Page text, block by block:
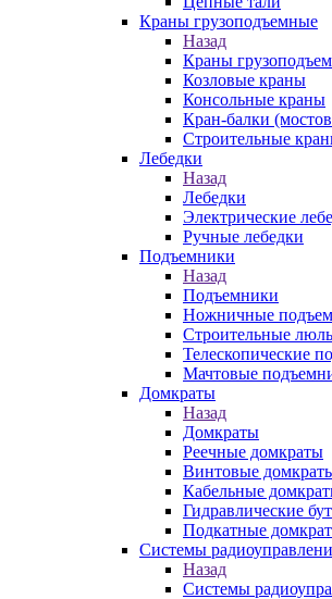
Краны грузоподъемные
Назад
Краны
Козловые краны
Консольные краны
Кран-балки
Строительные
Лебедки
Назад
Лебедки
Электрические
Ручные лебедки
Подъемники
Назад
Подъемники
Ножничные
Строительные
Телескопические
Мачтовые
Домкраты
Назад
Домкраты
Реечные домкраты
Винтовые
Кабельные
Гидравлические
Подкатные
Системы
Назад
Системы